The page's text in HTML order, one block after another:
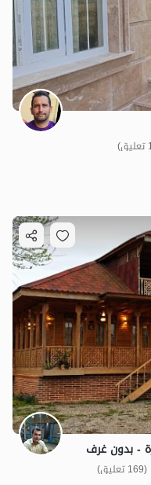
- بدون غرف
(169 تعليق)